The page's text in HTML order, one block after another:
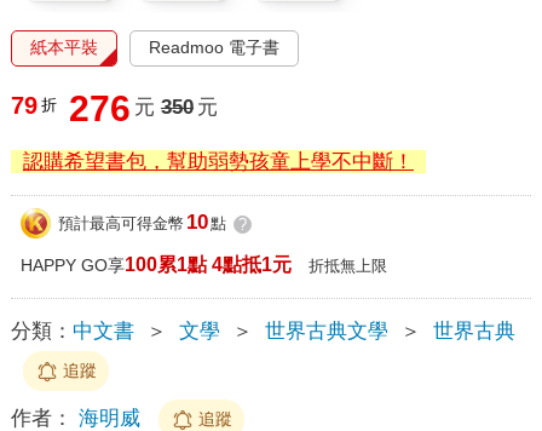
紙本平裝 Readmoo 電子書
79 折 276 元 350 元
認購希望書包，幫助弱勢孩童上學不中斷！
預計最高可得金幣 10點 ?
HAPPY GO享100累1點 4點抵1元 折抵無上限
分類： 中文書 ＞ 文學 ＞ 世界古典文學 ＞ 世界古典
追蹤
作者： 海明威 追蹤